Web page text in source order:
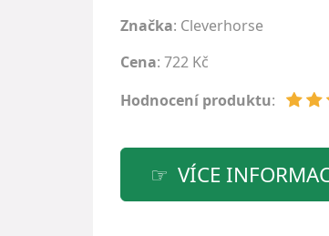
Značka: Cleverhorse
Cena: 722 Kč
Hodnocení produktu:
VÍCE